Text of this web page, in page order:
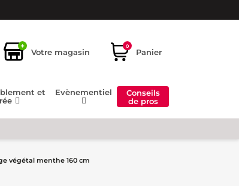
+
Votre magasin
0
Panier
et
Evènementiel
Conseils
de pros
végétal menthe 160 cm